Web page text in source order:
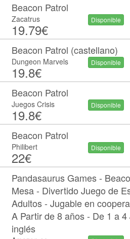
Beacon Patrol
Zacatrus
19.79€
Disponible
Beacon Patrol (castellano)
Dungeon Marvels
19.8€
Disponible
Beacon Patrol
Juegos Crisis
19.8€
Disponible
Beacon Patrol
Philibert
22€
Disponible
Pandasaurus Games -
Mesa - Divertido Juego de
Adultos - Jugable en
A Partir de 8 años - De 1 a
inglés